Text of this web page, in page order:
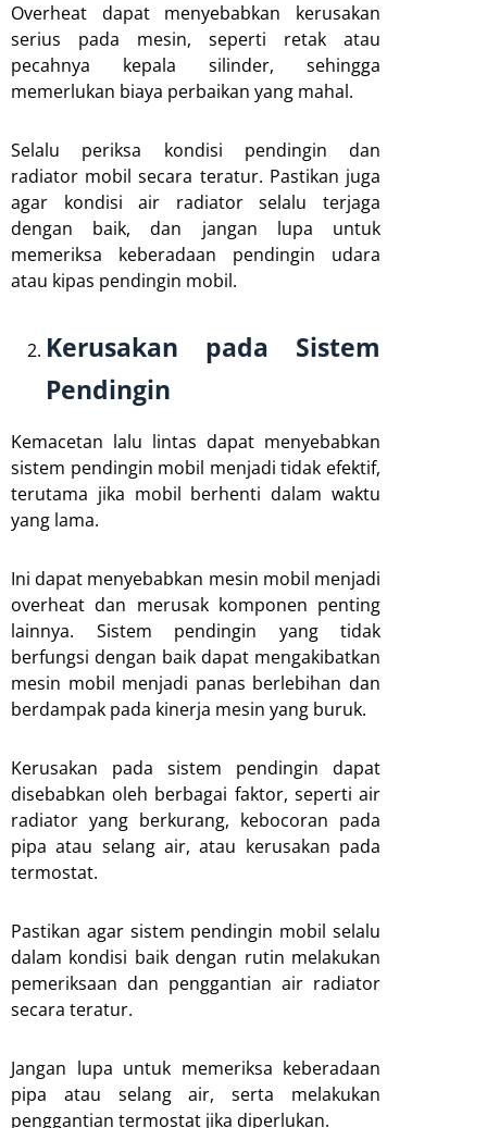
Overheat dapat menyebabkan kerusakan
serius pada mesin, seperti retak atau
pecahnya kepala silinder, sehingga
memerlukan biaya perbaikan yang mahal.
Selalu periksa kondisi pendingin dan
radiator mobil secara teratur. Pastikan juga
agar kondisi air radiator selalu terjaga
dengan baik, dan jangan lupa untuk
memeriksa keberadaan pendingin udara
atau kipas pendingin mobil.
Kerusakan pada Sistem
Pendingin
Kemacetan lalu lintas dapat menyebabkan
sistem pendingin mobil menjadi tidak efektif,
terutama jika mobil berhenti dalam waktu
yang lama.
Ini dapat menyebabkan mesin mobil menjadi
overheat dan merusak komponen penting
lainnya. Sistem pendingin yang tidak
berfungsi dengan baik dapat mengakibatkan
mesin mobil menjadi panas berlebihan dan
berdampak pada kinerja mesin yang buruk.
Kerusakan pada sistem pendingin dapat
disebabkan oleh berbagai faktor, seperti air
radiator yang berkurang, kebocoran pada
pipa atau selang air, atau kerusakan pada
termostat.
Pastikan agar sistem pendingin mobil selalu
dalam kondisi baik dengan rutin melakukan
pemeriksaan dan penggantian air radiator
secara teratur.
Jangan lupa untuk memeriksa keberadaan
pipa atau selang air, serta melakukan
penggantian termostat jika diperlukan.